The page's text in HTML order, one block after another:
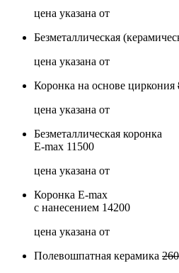
цена указана от
Безметаллическая
цена указана от
Коронка на основе циркония
цена указана от
Безметаллическая коронка
E-max 11500
цена указана от
Коронка E-max
с нанесением 14200
цена указана от
Полевошпатная керамика